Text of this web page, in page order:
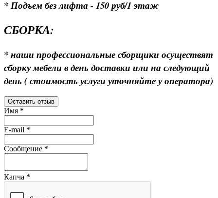
* Подъем без лифта - 150 руб/1 этаж
СБОРКА:
* наши профессиональные сборщики осуществят
сборку мебели в день доставки или на следующий
день ( стоимость услуги уточняйте у оператора)
Оставить отзыв
Имя *
E-mail *
Сообщение *
Капча *